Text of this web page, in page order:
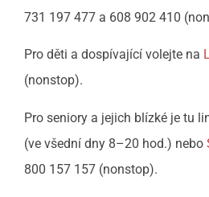
731 197 477 a 608 902 410
Pro děti a dospívající volejte na
(nonstop).
Pro seniory a jejich blízké je tu
(ve všední dny 8–20 hod.) nebo
800 157 157 (nonstop).